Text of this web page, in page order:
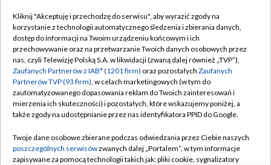
TVP
Abonament TVP
Emisja w TVP
Centrum informacji TVP
Naziemna Telewizja Cyfrowa
Rada Programowa
Regulamin TVP
Polityka prywatności
Moje zgody
Pomoc
Kontakt
Kliknij "Akceptuję i przechodzę do serwisu", aby wyrazić zgody na
korzystanie z technologii automatycznego śledzenia i zbierania danych,
dostęp do informacji na Twoim urządzeniu końcowym i ich
przechowywanie oraz na przetwarzanie Twoich danych osobowych przez
nas, czyli Telewizję Polską S.A. w likwidacji (zwaną dalej również „TVP”),
Zaufanych Partnerów z IAB* (1201 firm) oraz pozostałych Zaufanych
Partnerów TVP (93 firm), w celach marketingowych (w tym do
zautomatyzowanego dopasowania reklam do Twoich zainteresowań i
mierzenia ich skuteczności) i pozostałych, które wskazujemy poniżej, a
także zgody na udostępnianie przez nas identyfikatora PPID do Google.
Twoje dane osobowe zbierane podczas odwiedzania przez Ciebie naszych
poszczególnych serwisówzwanych dalej „Portalem”, w tym informacje
zapisywane za pomocą technologii takich jak: pliki cookie, sygnalizatory